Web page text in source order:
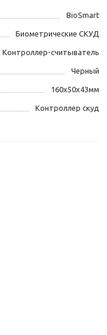
BioSmart
Биометрические СКУД
Контроллер-считыватель
Черный
160х50х43мм
Контроллер скуд